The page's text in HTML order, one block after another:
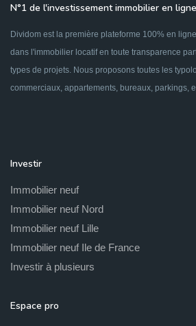
N°1 de l'investissement immobilier en ligne
Dividom est la première plateforme 100% en
dans l'immobilier locatif en toute transparence
types de projets. Nous proposons toutes les
commerciaux, appartements, bureaux, parkings,
Investir
Immobilier neuf
Immobilier neuf Nord
Immobilier neuf Lille
Immobilier neuf Ile de France
Investir à plusieurs
Espace pro